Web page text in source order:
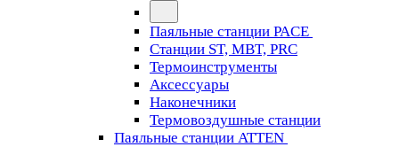
Паяльные станции PACE
Станции ST, MBT, PRC
Термоинструменты
Аксессуары
Наконечники
Термовоздушные станции
Паяльные станции ATTEN